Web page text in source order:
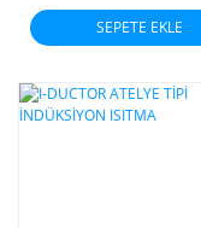
SEPETE EKLE